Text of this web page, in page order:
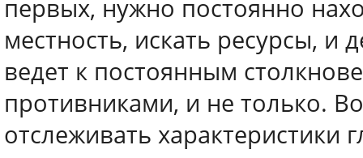
первых, нужно постоянно
местность, искать ресурсы, и
ведет к постоянным
противниками, и не только.
отслеживать характеристики